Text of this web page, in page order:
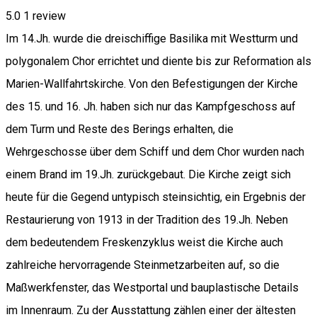
5.0 1 review
Im 14.Jh. wurde die dreischiffige Basilika mit Westturm und
polygonalem Chor errichtet und diente bis zur Reformation als
Marien-Wallfahrtskirche. Von den Befestigungen der Kirche
des 15. und 16. Jh. haben sich nur das Kampfgeschoss auf
dem Turm und Reste des Berings erhalten, die
Wehrgeschosse über dem Schiff und dem Chor wurden nach
einem Brand im 19.Jh. zurückgebaut. Die Kirche zeigt sich
heute für die Gegend untypisch steinsichtig, ein Ergebnis der
Restaurierung von 1913 in der Tradition des 19.Jh. Neben
dem bedeutendem Freskenzyklus weist die Kirche auch
zahlreiche hervorragende Steinmetzarbeiten auf, so die
Maßwerkfenster, das Westportal und bauplastische Details
im Innenraum. Zu der Ausstattung zählen einer der ältesten